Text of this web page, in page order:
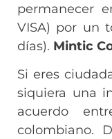
permanecer
VISA) por un
días). Mintic
Si eres
siquiera una
acuerdo
colombiano.